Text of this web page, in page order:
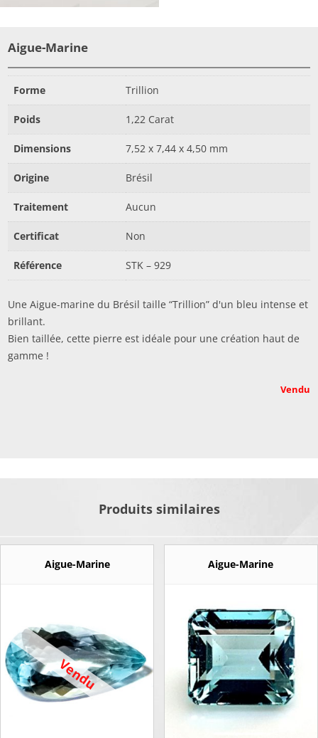
Aigue-Marine
Forme Trillion
Poids 1,22 Carat
Dimensions 7,52 x 7,44 x 4,50 mm
Origine Brésil
Traitement Aucun
Certificat Non
Référence STK – 929
Une Aigue-marine du Brésil taille “Trillion” d'un bleu intense et
brillant.
Bien taillée, cette pierre est idéale pour une création haut de
gamme !
Vendu
Produits similaires
Aigue-Marine
Vendu
Aigue-Marine